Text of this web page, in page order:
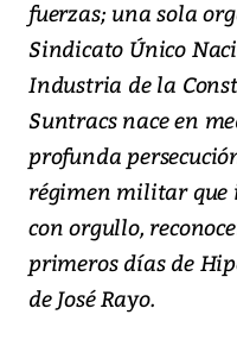
fuerzas; una sola
Sindicato Único
Industria de la
Suntracs nace en
profunda
régimen militar que
con orgullo,
primeros días de
de José Rayo.